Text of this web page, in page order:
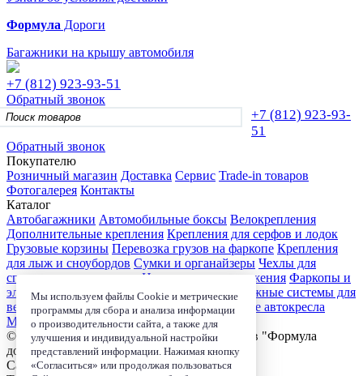
Формула Дороги
Багажники на крышу автомобиля
+7 (812) 923-93-51
Обратный звонок
+7 (812) 923-93-
51
Обратный звонок
Покупателю
Розничный магазин Доставка Сервис Trade-in товаров
Фотогалерея Контакты
Каталог
Автобагажники Автомобильные боксы Велокрепления
Дополнительные крепления Крепления для серфов и лодок
Грузовые корзины Перевозка грузов на фаркопе Крепления
для лыж и сноубордов Сумки и органайзеры Чехлы для
спортивного инвентаря
Цепи противоскольжения Фаркопы и
электрика Детские коляски Велокресла Багажные системы для
велосипедов Чехлы для электроники Детские автокресла
Маркизы и навесы
© 2006-2026, Магазин-салон автобагажников "Формула
дороги"
Санкт-Петербург, ул. Школьная д. 73 к.2.
Мы используем файлы Cookie и метрические
программы для сбора и анализа информации
о производительности сайта, а также для
улучшения и индивидуальной настройки
представлений информации. Нажимая кнопку
«Согласиться» или продолжая пользоваться